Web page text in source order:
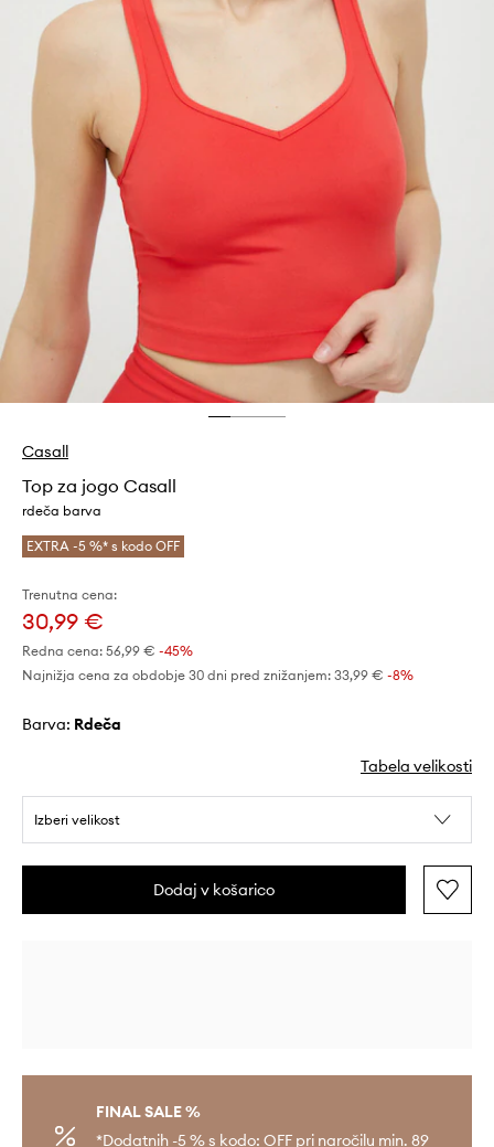
Casall
Top za jogo Casall
rdeča barva
EXTRA -5 %* s kodo OFF
Trenutna cena:
30,99 €
Redna cena: 56,99 € -45%
Najnižja cena za obdobje 30 dni pred znižanjem: 33,99 € -8%
Barva: rdeča
Tabela velikosti
Izberi velikost
Dodaj v košarico
FINAL SALE %
*Dodatnih -5 % s kodo: OFF pri naročilu min. 89